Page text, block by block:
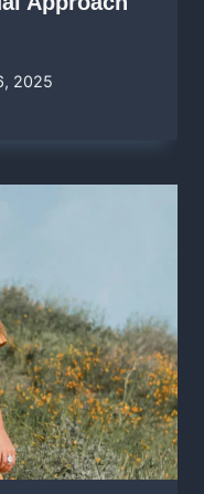
2025